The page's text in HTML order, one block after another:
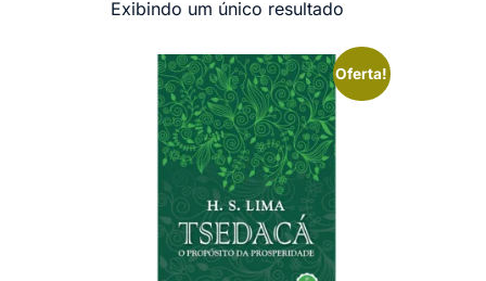
Exibindo um único resultado
Oferta!